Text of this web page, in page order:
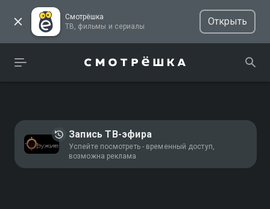
Смотрёшка
ТВ, фильмы и сериалы
Открыть
Запись ТВ-эфира
Успейте посмотреть - временный доступ,
возможна реклама